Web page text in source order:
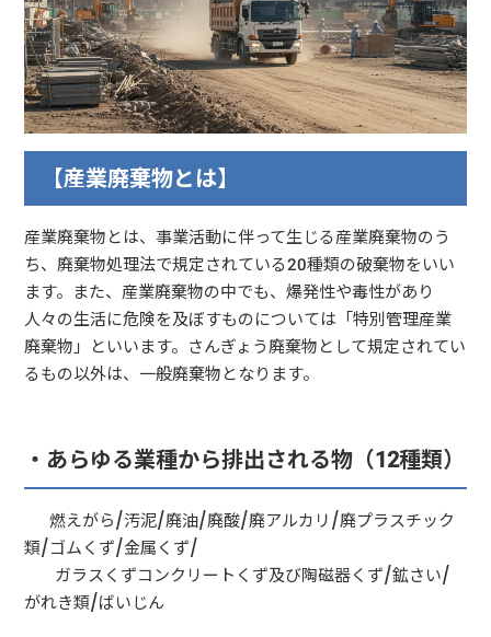
【産業廃棄物とは】
産業廃棄物とは、事業活動に伴って生じる産業廃棄物のう
ち、廃棄物処理法で規定されている20種類の破棄物をいい
ます。また、産業廃棄物の中でも、爆発性や毒性があり
人々の生活に危険を及ぼすものについては「特別管理産業
廃棄物」といいます。さんぎょう廃棄物として規定されてい
るもの以外は、一般廃棄物となります。
・ あらゆる業種から排出される物（12種類）
燃えがら/汚泥/廃油/廃酸/廃アルカリ/廃プラスチック
類/ゴムくず/金属くず/
ガラスくずコンクリートくず及び陶磁器くず/鉱さい/
がれき類/ばいじん